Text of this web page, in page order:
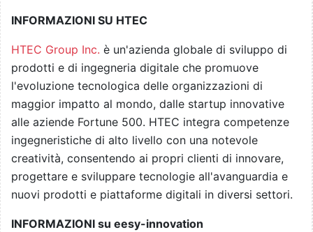
INFORMAZIONI SU HTEC
HTEC Group Inc. è un'azienda globale di sviluppo di
prodotti e di ingegneria digitale che promuove
l'evoluzione tecnologica delle organizzazioni di
maggior impatto al mondo, dalle startup innovative
alle aziende Fortune 500. HTEC integra competenze
ingegneristiche di alto livello con una notevole
creatività, consentendo ai propri clienti di innovare,
progettare e sviluppare tecnologie all'avanguardia e
nuovi prodotti e piattaforme digitali in diversi settori.
INFORMAZIONI su eesy-innovation